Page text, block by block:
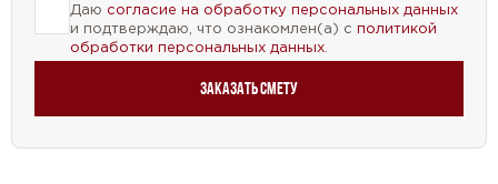
Даю согласие на обработку персональных данных
и подтверждаю, что ознакомлен(а) с политикой
обработки персональных данных.
Заказать смету